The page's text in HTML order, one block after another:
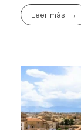
Leer más